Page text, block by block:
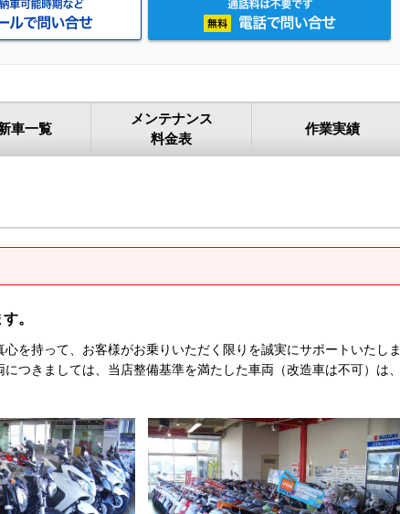
車一覧
メンテナンス
料金表
作業実績
。
を持って、お客様がお乗りいただく限りを誠実にサポートいたしま
きましては、当店整備基準を満たした車両（改造車は不可）は、